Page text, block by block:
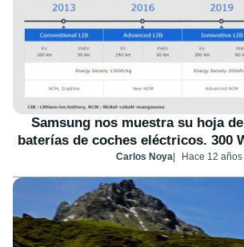
Samsung nos muestra su hoja
baterías de coches eléctricos. 300
Carlos Noya Hace 12 años